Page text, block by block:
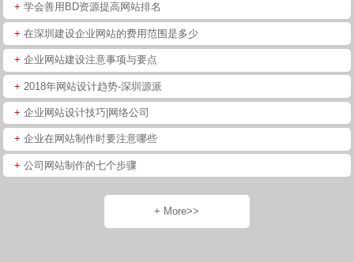
+ 学会善用BD资源提高网站排名
+ 在深圳建设企业网站的费用范围是多少
+ 企业网站建设注意事项与要点
+ 2018年网站设计趋势-深圳源派
+ 企业网站设计技巧|网络公司
+ 企业在网站制作时要注意哪些
+ 公司网站制作的七个步骤
+ More>>